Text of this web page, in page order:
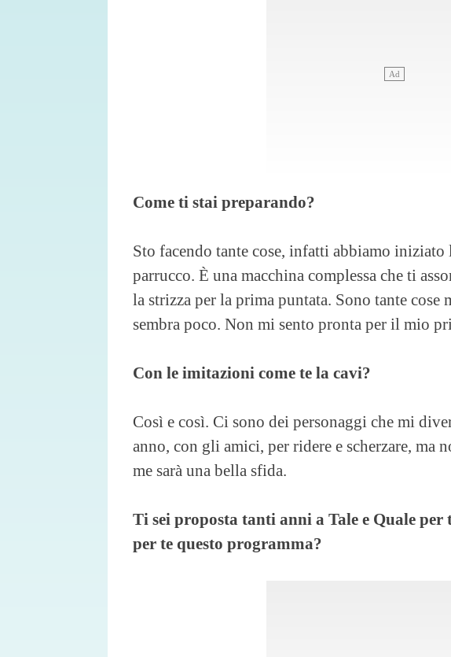
Come ti stai preparando?
Sto facendo tante cose, infatti abbiamo
parrucco. È una macchina complessa che ti
la strizza per la prima puntata. Sono tante cose
sembra poco. Non mi sento pronta per il mio
Con le imitazioni come te la cavi?
Così e così. Ci sono dei personaggi che mi
anno, con gli amici, per ridere e scherzare, ma
me sarà una bella sfida.
Ti sei proposta tanti anni a Tale e Quale
per te questo programma?